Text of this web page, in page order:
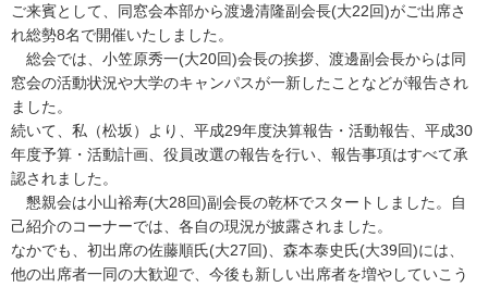
ご来賓として、同窓会本部から渡邊清隆副会長(大22回)がご出席さ
れ総勢8名で開催いたしました。
総会では、小笠原秀一(大20回)会長の挨拶、渡邊副会長からは同
窓会の活動状況や大学のキャンパスが一新したことなどが報告され
ました。
続いて、私（松坂）より、平成29年度決算報告・活動報告、平成30
年度予算・活動計画、役員改選の報告を行い、報告事項はすべて承
認されました。
懇親会は小山裕寿(大28回)副会長の乾杯でスタートしました。自
己紹介のコーナーでは、各自の現況が披露されました。
なかでも、初出席の佐藤順氏(大27回)、森本泰史氏(大39回)には、
他の出席者一同の大歓迎で、今後も新しい出席者を増やしていこう